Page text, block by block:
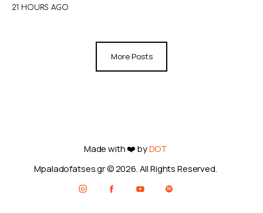
21 HOURS AGO
More Posts
Made with ❤️ byDOT
Mpaladofatses.gr © 2026. All Rights Reserved.